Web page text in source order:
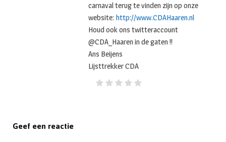
carnaval terug te vinden zijn op onze
website: http://www.CDAHaaren.nl
Houd ook ons twitteraccount
@CDA_Haaren in de gaten !!
Ans Beijens
Lijsttrekker CDA
Geef een reactie